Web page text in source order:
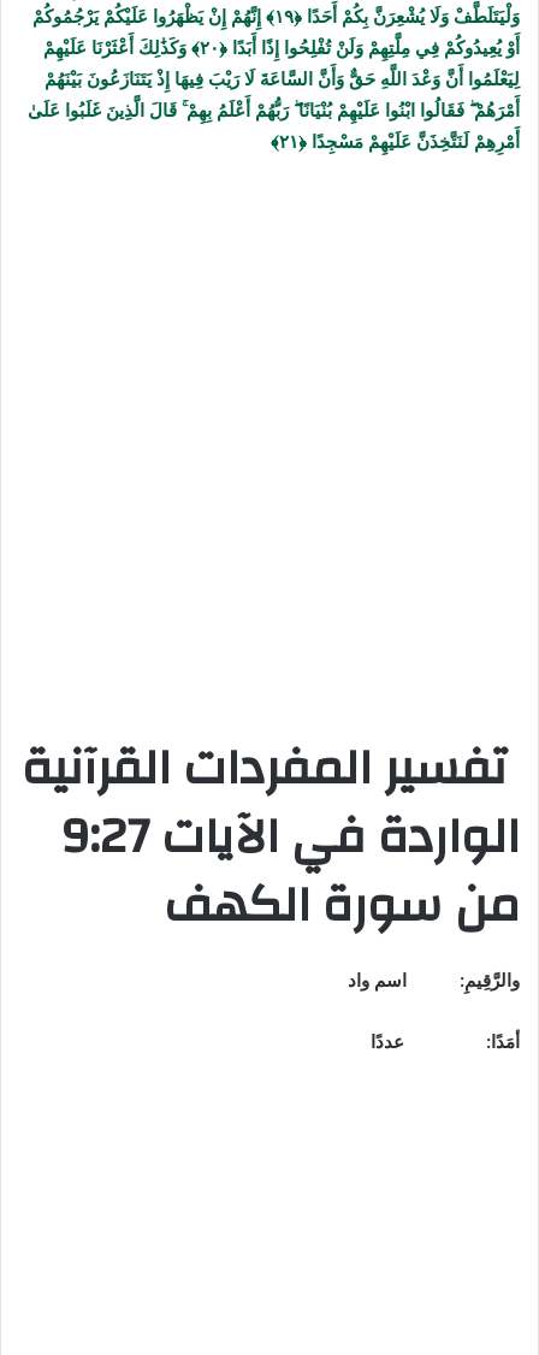
وَلْيَتَلَطَّفْ وَلَا يُشْعِرَنَّ بِكُمْ أَحَدًا ﴿۱۹﴾ إِنَّهُمْ إِنْ يَظْهَرُوا عَلَيْكُمْ يَرْجُمُوكُمْ
أَوْ يُعِيدُوكُمْ فِي مِلَّتِهِمْ وَلَنْ تُفْلِحُوا إِذًا أَبَدًا ﴿۲۰﴾ وَكَذَٰلِكَ أَعْثَرْنَا عَلَيْهِمْ
لِيَعْلَمُوا أَنَّ وَعْدَ اللَّهِ حَقٌّ وَأَنَّ السَّاعَةَ لَا رَيْبَ فِيهَا إِذْ يَتَنَازَعُونَ بَيْنَهُمْ
أَمْرَهُمْ ۖ فَقَالُوا ابْنُوا عَلَيْهِمْ بُنْيَانًا ۖ رَبُّهُمْ أَعْلَمُ بِهِمْ ۚ قَالَ الَّذِينَ غَلَبُوا عَلَىٰ
أَمْرِهِمْ لَنَتَّخِذَنَّ عَلَيْهِمْ مَسْجِدًا ﴿۲۱﴾
تفسير المفردات القرآنية
الواردة في الآيات9:27
من سورة الكهف
والرَّقِيمِ: اسم واد
أمَدًا: عددًا